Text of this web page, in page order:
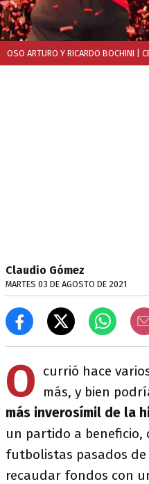
OSO ARTURO Y RICARDO BOCHINI |
Claudio Gómez
MARTES 03 DE AGOSTO DE 2021
O currió hace
más, y bien
más inverosímil de la
un partido a beneficio,
futbolistas pasados
recaudar fondos con